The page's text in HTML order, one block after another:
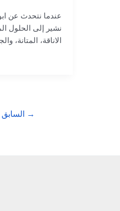
عندما نتحدث عن
نشير إلى الحلول
الاناقة، المتانة،
→ السابق